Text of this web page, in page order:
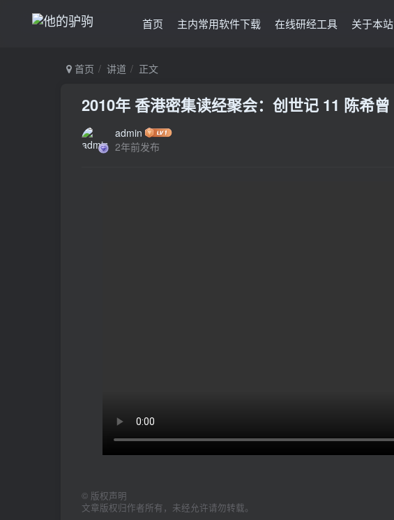
首页 主内常用软件下载 在线研经工具 关于本站
首页 讲道 正文
2010年 香港密集读经聚会：创世记 11 陈希曾
admin
2年前发布
© 版权声明
文章版权归作者所有，未经允许请勿转载。